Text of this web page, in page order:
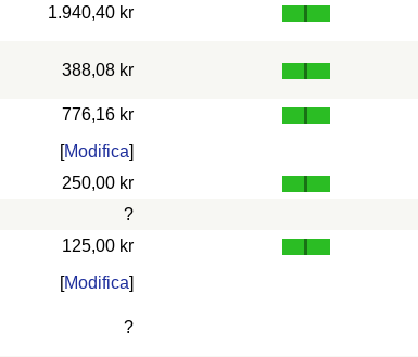
1.940,40 kr
388,08 kr
776,16 kr
[Modifica]
250,00 kr
?
125,00 kr
[Modifica]
?